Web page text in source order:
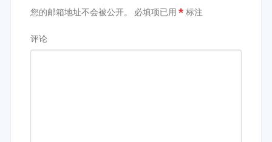
您的邮箱地址不会被公开。 必填项已用 * 标注
评论